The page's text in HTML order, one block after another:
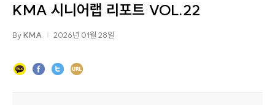
KMA 시니어랩 리포트 VOL.22
ByKMA 2026년 01월 28일